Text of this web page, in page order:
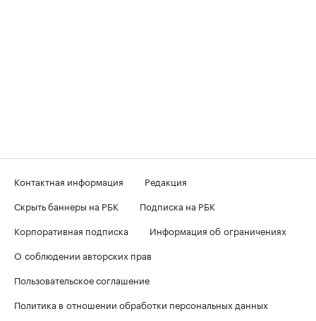
Контактная информация
Редакция
Скрыть баннеры на РБК
Подписка на РБК
Корпоративная подписка
Информация об ограничениях
О соблюдении авторских прав
Пользовательское соглашение
Политика в отношении обработки персональных данных